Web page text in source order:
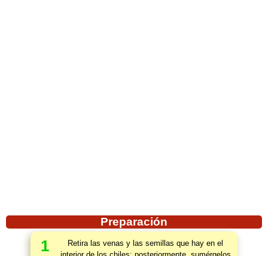
Preparación
1
Retira las venas y las semillas que hay en el